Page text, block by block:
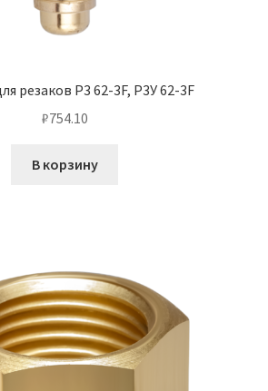
резаков Р3 62-3F, Р3У 62-3F
₽754.10
В корзину